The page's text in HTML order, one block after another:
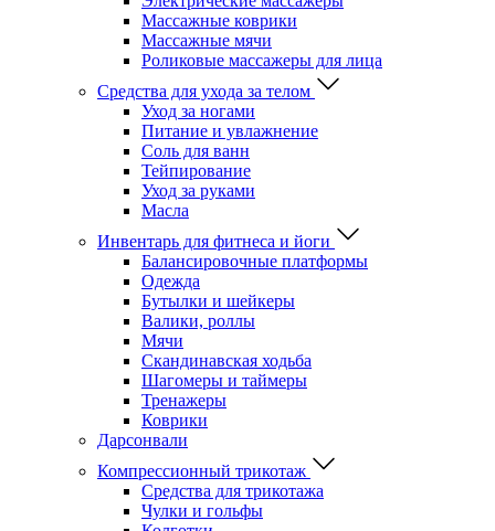
Массажные коврики
Массажные мячи
Роликовые массажеры для лица
Средства для ухода за телом
Уход за ногами
Питание и увлажнение
Соль для ванн
Тейпирование
Уход за руками
Масла
Инвентарь для фитнеса и йоги
Балансировочные платформы
Одежда
Бутылки и шейкеры
Валики, роллы
Мячи
Скандинавская ходьба
Шагомеры и таймеры
Тренажеры
Коврики
Дарсонвали
Компрессионный трикотаж
Средства для трикотажа
Чулки и гольфы